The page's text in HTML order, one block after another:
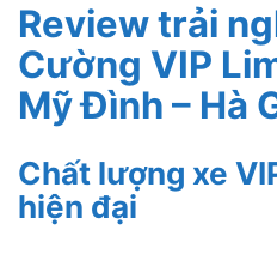
Review trải
Cường VIP
Mỹ Đình – Hà
Chất lượng xe
hiện đại